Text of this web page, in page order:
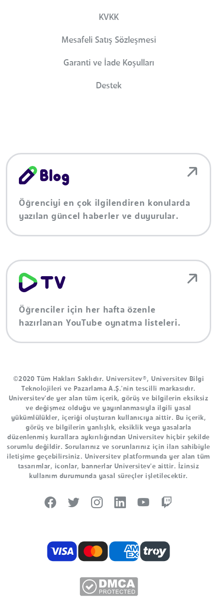
KVKK
Mesafeli Satış Sözleşmesi
Garanti ve İade Koşulları
Destek
Öğrenciyi en çok ilgilendiren konularda
yazılan güncel haberler ve duyurular.
Öğrenciler için her hafta özenle
hazırlanan YouTube oynatma listeleri.
©2020 Tüm Hakları Saklıdır. Universitev®, Universitev Bilgi
Teknolojileri ve Pazarlama A.Ş.'nin tescilli markasıdır.
Universitev'de yer alan tüm içerik, görüş ve bilgilerin eksiksiz
ve değişmez olduğu ve yayınlanmasıyla ilgili yasal
yükümlülükler, içeriği oluşturan kullanıcıya aittir. Bu içerik,
görüş ve bilgilerin yanlışlık, eksiklik veya yasalarla
düzenlenmiş kurallara aykırılığından Universitev hiçbir şekilde
sorumlu değildir. Sorularınız ve sorunlarınız için ilan sahibiyle
iletişime geçebilirsiniz. Universitev platformunda yer alan tüm
tasarımlar, iconlar, bannerlar Universitev'e aittir. İzinsiz
kullanım durumunda yasal süreçler işletilecektir.